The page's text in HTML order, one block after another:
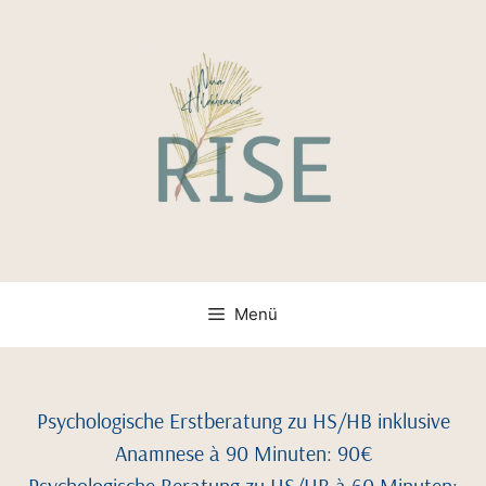
Menü
Psychologische Erstberatung zu HS/HB inklusive
Anamnese à 90 Minuten: 90€